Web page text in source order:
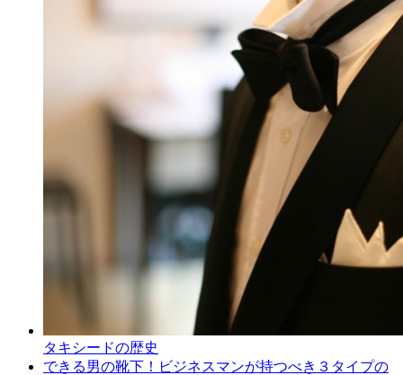
タキシードの歴史
できる男の靴下！ビジネスマンが持つべき３タイプの